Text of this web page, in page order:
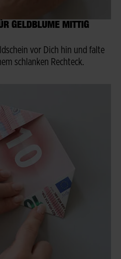
GELDBLUME MITTIG
vor Dich hin und falte
schlanken Rechteck.